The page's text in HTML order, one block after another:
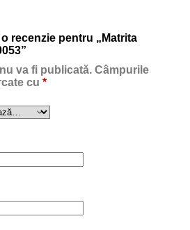
recenzie pentru „Matrita
va fi publicată. Câmpurile
cu *